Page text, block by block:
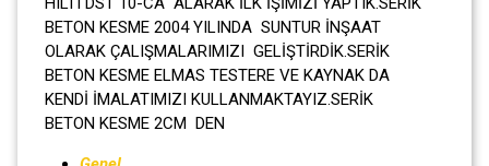
BETON KESME 2004 YILINDA SUNTUR İNŞAAT
OLARAK ÇALIŞMALARIMIZI GELİŞTİRDİK.SERİK
BETON KESME ELMAS TESTERE VE KAYNAK DA
KENDİ İMALATIMIZI KULLANMAKTAYIZ.SERİK
BETON KESME 2CM DEN